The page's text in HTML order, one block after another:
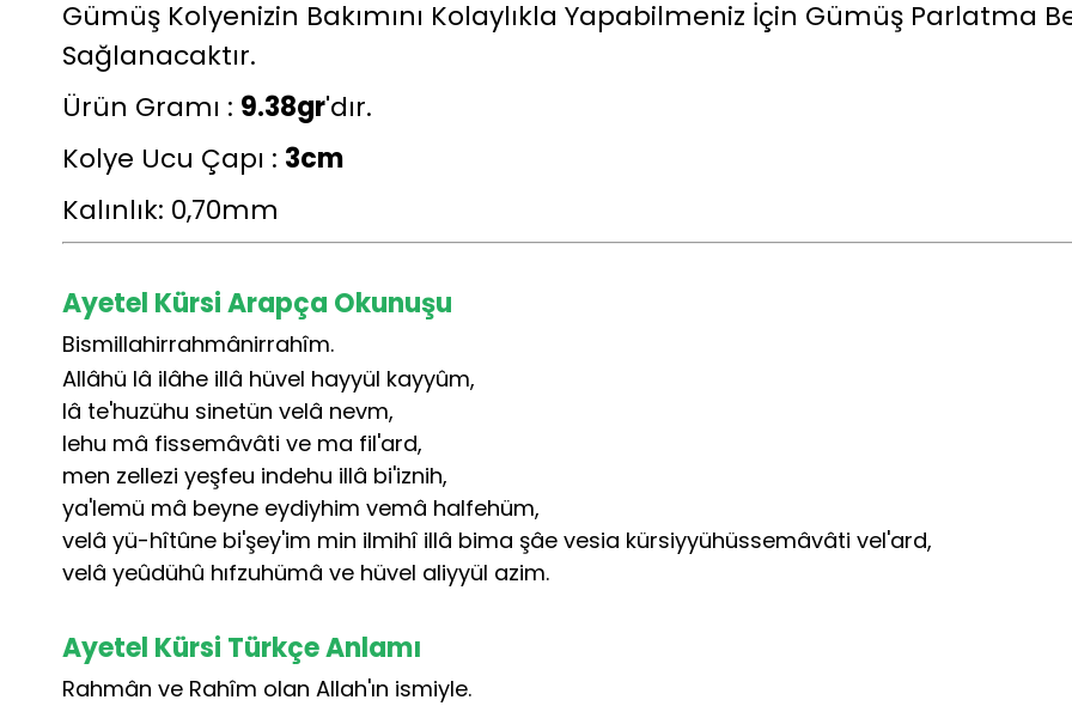
Gümüş Kolyenizin Bakımını Kolaylıkla Yapabilmeniz İçin Gümüş Parlatma
Sağlanacaktır.
Ürün Gramı : 9.38gr'dır.
Kolye Ucu Çapı : 3cm
Kalınlık: 0,70mm
Ayetel Kürsi Arapça Okunuşu
Bismillahirrahmânirrahîm.
Allâhü lâ ilâhe illâ hüvel hayyül kayyûm,
lâ te'huzühu sinetün velâ nevm,
lehu mâ fissemâvâti ve ma fil'ard,
men zellezi yeşfeu indehu illâ bi'iznih,
ya'lemü mâ beyne eydiyhim vemâ halfehüm,
velâ yü-hîtûne bi'şey'im min ilmihî illâ bima şâe vesia kürsiyyühüssemâvâti vel'ard,
velâ yeûdühû hıfzuhümâ ve hüvel aliyyül azim.
Ayetel Kürsi Türkçe Anlamı
Rahmân ve Rahîm olan Allah'ın ismiyle.